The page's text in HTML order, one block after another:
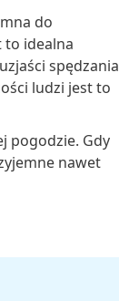
do
to idealna
spędzania
ludzi jest to
pogodzie. Gdy
nawet